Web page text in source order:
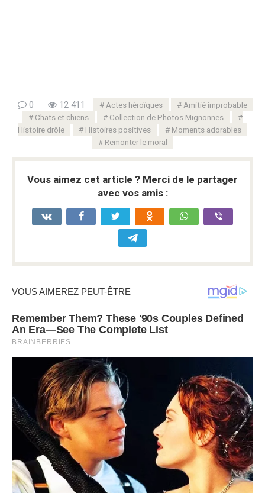
0 12 411 Actes héroïques
Amitié improbable
Chats et chiens
Collection de Photos Mignonnes
Histoire drôle
Histoires positives
Moments adorables
Remonter le moral
Vous aimez cet article ? Merci de le partager
avec vos amis :